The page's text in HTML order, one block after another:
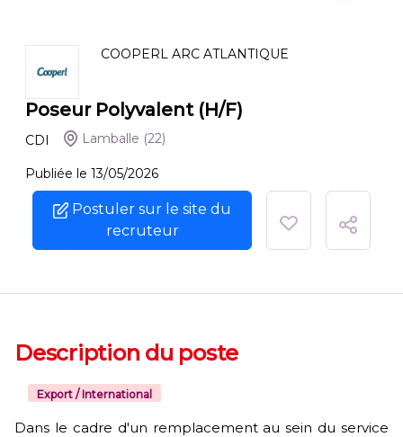
COOPERL ARC ATLANTIQUE
Poseur Polyvalent (H/F)
CDI Lamballe (22)
Publiée le 13/05/2026
Postuler sur le site du
recruteur
Description du poste
Export / International
Dans le cadre d'un remplacement au sein du service